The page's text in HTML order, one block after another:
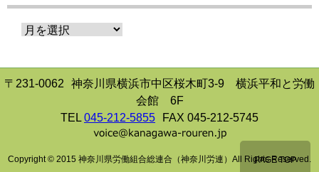
〒231-0062
神奈川県横浜市中区桜木町3-9 横浜平和と労働
会館 6F
TEL 045-212-5855 FAX 045-212-5745
Copyright © 2015 神奈川県労働組合総連合（神奈川労連）All Rights Reserved.
PAGE TOP